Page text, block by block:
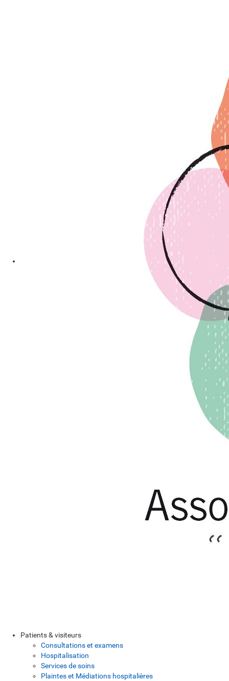
Patients & visiteurs
Consultations et examens
Hospitalisation
Services de soins
Plaintes et Médiations hospitalières